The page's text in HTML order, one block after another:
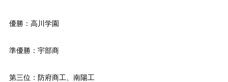
優勝：高川学園
準優勝：宇部商
第三位：防府商工、南陽工